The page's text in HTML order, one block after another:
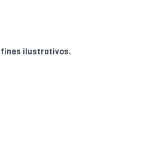
fines ilustrativos.